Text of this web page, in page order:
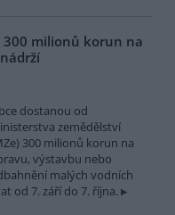
300 milionů korun na
dostanou od
zemědělství
300 milionů korun na
výstavbu nebo
malých vodních
od 7. září do 7. října.